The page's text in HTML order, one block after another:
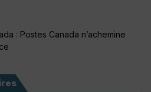
: Postes Canada n’achemine